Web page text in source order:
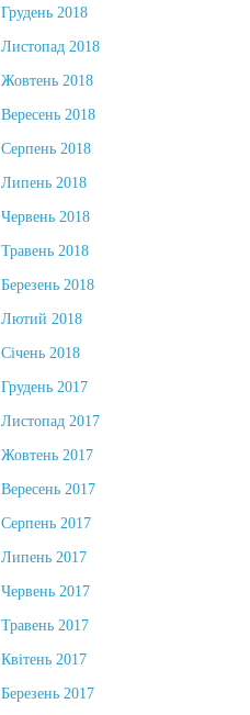
Грудень 2018
Листопад 2018
Жовтень 2018
Вересень 2018
Серпень 2018
Липень 2018
Червень 2018
Травень 2018
Березень 2018
Лютий 2018
Січень 2018
Грудень 2017
Листопад 2017
Жовтень 2017
Вересень 2017
Серпень 2017
Липень 2017
Червень 2017
Травень 2017
Квітень 2017
Березень 2017